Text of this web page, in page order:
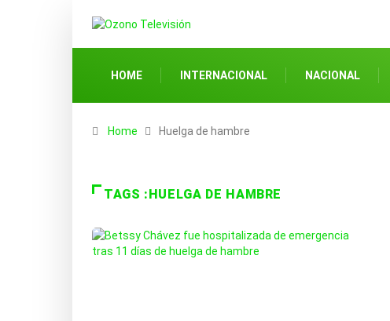
HOME INTERNACIONAL NACIONAL
Home Huelga de hambre
TAGS :HUELGA DE HAMBRE